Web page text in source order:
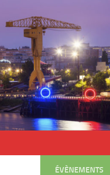
ÉVÈNEMENTS